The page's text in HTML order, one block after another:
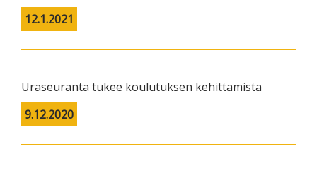
12.1.2021
Uraseuranta tukee koulutuksen kehittämistä
9.12.2020